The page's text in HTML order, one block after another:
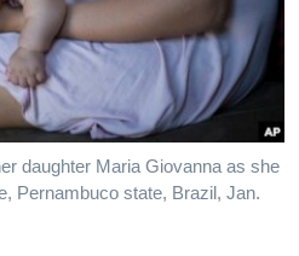
daughter Maria Giovanna as she
Pernambuco state, Brazil, Jan.